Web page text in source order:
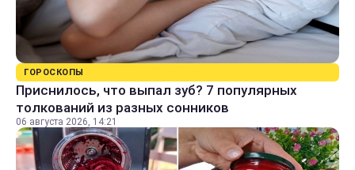
ГОРОСКОПЫ
Приснилось, что выпал зуб? 7 популярных
толкований из разных сонников
06 августа 2026, 14:21